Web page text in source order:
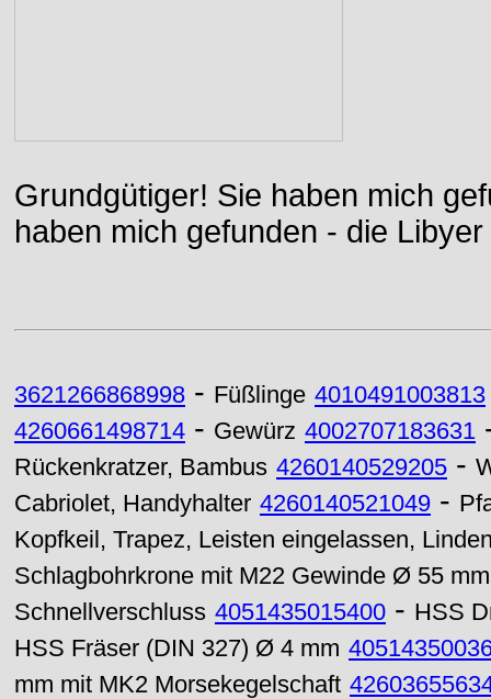
Grundgütiger! Sie haben mich
haben mich gefunden - die
3621266868998 - Füßlinge 4010491003813
4260661498714 - Gewürz 4002707183631
Rückenkratzer, Bambus 4260140529205 -
Cabriolet, Handyhalter 4260140521049 -
Kopfkeil, Trapez, Leisten eingelassen,
Schlagbohrkrone mit M22 Gewinde Ø 55 mm
Schnellverschluss 4051435015400 - HSS
HSS Fräser (DIN 327) Ø 4 mm
mm mit MK2 Morsekegelschaft